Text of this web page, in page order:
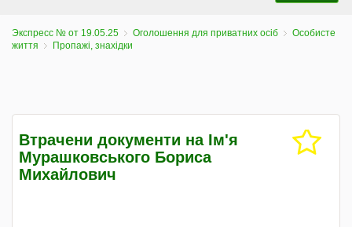
Экспресс № от 19.05.25 Оголошення для приватних осіб
Особисте
життя
Пропажі, знахідки
Втрачени документи на Ім'я
Мурашковського Бориса
Михайлович